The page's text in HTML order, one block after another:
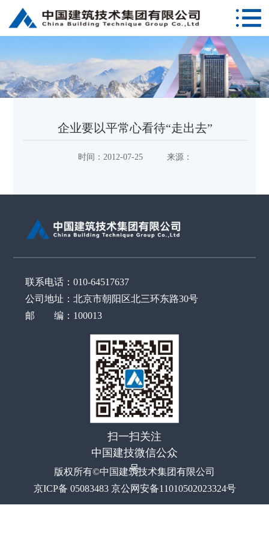
企业要以平常心看待“走出去”
时间： 2012-07-25 来源：
联系电话：010-64517637
公司地址：北京市朝阳区北三环东路30号
邮 编：100013
扫一扫关注
中国建技微信公众
号
版权所有©中国建筑技术集团有限公司
京ICP备 05083483 京公网安备11010502023324号